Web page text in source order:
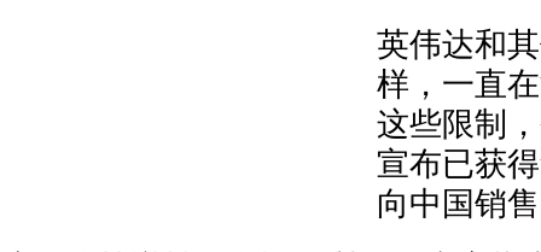
英伟达和
样，一直
这些限制
宣布已获
向中国销